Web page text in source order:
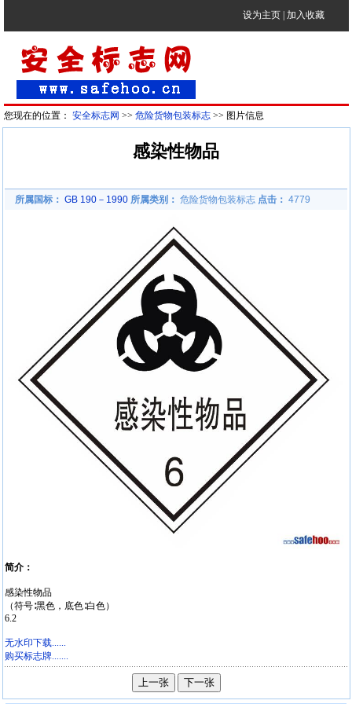
设为主页 加入收藏
您现在的位置： 安全标志网 >> 危险货物包装标志>> 图片信息
感染性物品
所属国标： GB 190－1990 所属类别： 危险货物包装标志 点击： 4779
简介：
感染性物品
（符号∶黑色，底色∶白色）
6.2
无水印下载......
购买标志牌.......